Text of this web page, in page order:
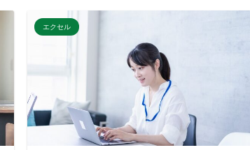
エクセル